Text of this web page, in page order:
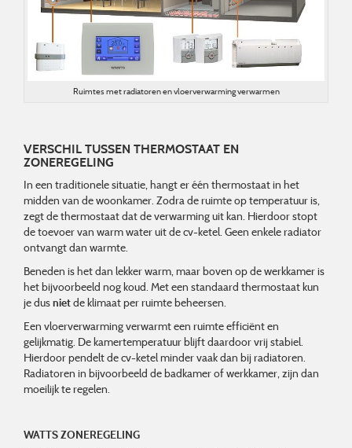
Ruimtes met radiatoren en vloerverwarming verwarmen
VERSCHIL TUSSEN THERMOSTAAT EN
ZONEREGELING
In een traditionele situatie, hangt er één thermostaat in het
midden van de woonkamer. Zodra de ruimte op temperatuur is,
zegt de thermostaat dat de verwarming uit kan. Hierdoor stopt
de toevoer van warm water uit de cv-ketel. Geen enkele radiator
ontvangt dan warmte.
Beneden is het dan lekker warm, maar boven op de werkkamer is
het bijvoorbeeld nog koud. Met een standaard thermostaat kun
je dusnietde klimaat per ruimte beheersen.
Een vloerverwarming verwarmt een ruimte efficiënt en
gelijkmatig. De kamertemperatuur blijft daardoor vrij stabiel.
Hierdoor pendelt de cv-ketel minder vaak dan bij radiatoren.
Radiatoren in bijvoorbeeld de badkamer of werkkamer, zijn dan
moeilijk te regelen.
WATTS ZONEREGELING